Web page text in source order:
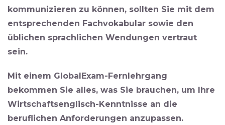
kommunizieren zu können, sollten Sie mit dem
entsprechenden Fachvokabular sowie den
üblichen sprachlichen Wendungen vertraut
sein.
Mit einem GlobalExam-Fernlehrgang
bekommen Sie alles, was Sie brauchen, um Ihre
Wirtschaftsenglisch-Kenntnisse an die
beruflichen Anforderungen anzupassen.